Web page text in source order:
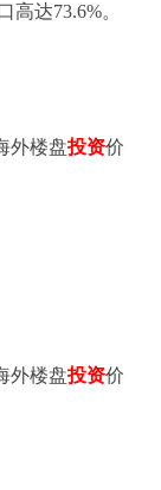
达73.6%。
外楼盘投资价
外楼盘投资价